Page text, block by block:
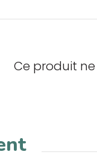
Ce produit